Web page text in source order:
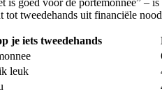
is goed voor de portemonnee” –
tot tweedehands uit financiële
je iets tweedehands
leuk